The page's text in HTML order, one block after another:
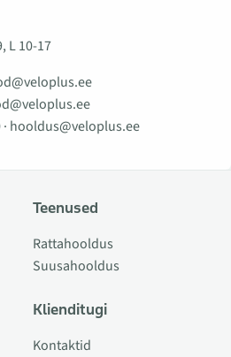
L 10-17
· hooldus@veloplus.ee
Teenused
Rattahooldus
Suusahooldus
Klienditugi
Kontaktid